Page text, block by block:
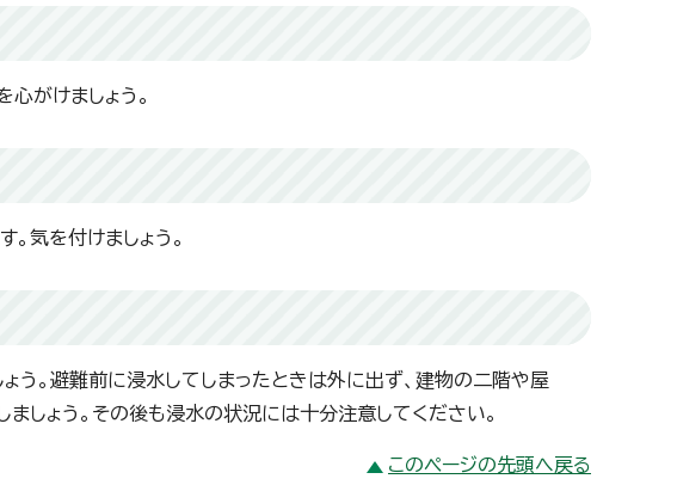
がけましょう。
気を付けましょう。
う。避難前に浸水してしまったときは外に出ず、建物の二階や屋
しょう。その後も浸水の状況には十分注意してください。
このページの先頭へ戻る